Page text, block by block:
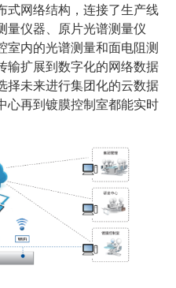
式网络结构，连接了生产线
量仪器、原片光谱测量仪
室内的光谱测量和面电阻测
输扩展到数字化的网络数据
择未来进行集团化的云数据
心再到镀膜控制室都能实时